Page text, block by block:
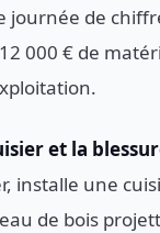
journée de
000 € de
et la
installe une
de bois